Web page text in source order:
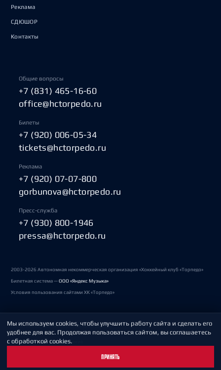
Реклама
СДЮШОР
Контакты
Общие вопросы
+7 (831) 465-16-60
office@hctorpedo.ru
Билеты
+7 (920) 006-05-34
tickets@hctorpedo.ru
Реклама
+7 (920) 07-07-800
gorbunova@hctorpedo.ru
Пресс-служба
+7 (930) 800-1946
pressa@hctorpedo.ru
2003-2026 Автономная некоммерческая организация «Хоккейный клуб «Торпедо»
Билетная система —ООО «Яндекс Музыка»
Условия пользования сайтами ХК «Торпедо»
Политика обработки персональных данных
Пользовательское соглашение
Мы используем cookies, чтобы улучшить работу сайта и сделать его
удобнее для вас. Продолжая пользоваться сайтом, вы соглашаетесь
с обработкой cookies.
ПРИНЯТЬ